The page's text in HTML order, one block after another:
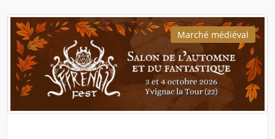
Marché médiéval